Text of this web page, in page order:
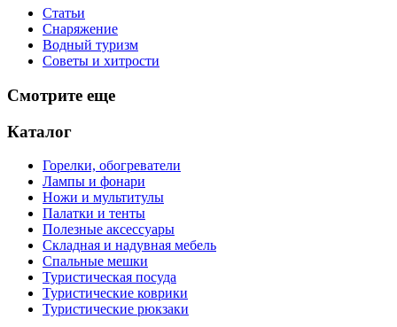
Статьи
Снаряжение
Водный туризм
Советы и хитрости
Смотрите еще
Каталог
Горелки, обогреватели
Лампы и фонари
Ножи и мультитулы
Палатки и тенты
Полезные аксессуары
Складная и надувная мебель
Спальные мешки
Туристическая посуда
Туристические коврики
Туристические рюкзаки